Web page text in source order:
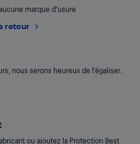
marque d’usure
retour
nous serons heureux de l’égaliser.
ou ajoutez la Protection Best